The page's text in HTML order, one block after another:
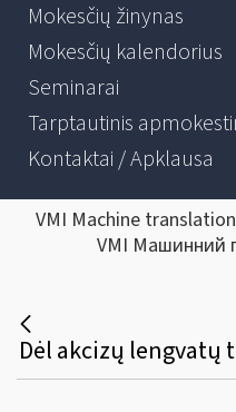
Mokesčių žinynas
Mokesčių kalendorius
Seminarai
Tarptautinis
Kontaktai / Apklausa
VMI Machine
VMI Машинний